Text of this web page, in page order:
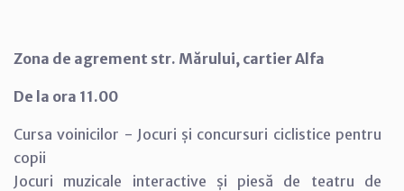
Zona de agrement str. Mărului, cartier Alfa
De la ora 11.00
Cursa voinicilor - Jocuri și concursuri ciclistice pentru
copii
Jocuri muzicale interactive și piesă de teatru de